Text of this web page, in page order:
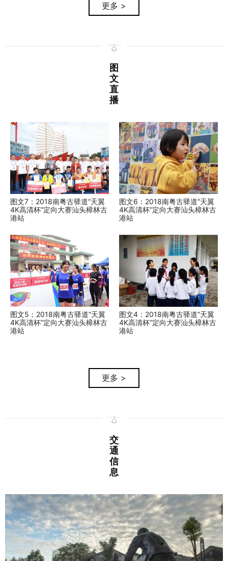
更多 >
图
文
直
播
图文7：2018南粤古驿道“天翼
4K高清杯”定向大赛汕头樟林古
港站
图文6：2018南粤古驿道“天翼
4K高清杯”定向大赛汕头樟林古
港站
图文5：2018南粤古驿道“天翼
4K高清杯”定向大赛汕头樟林古
港站
图文4：2018南粤古驿道“天翼
4K高清杯”定向大赛汕头樟林古
港站
更多 >
交
通
信
息